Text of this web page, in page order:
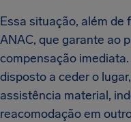
Essa situação, além
ANAC, que garante ao
compensação
disposto a ceder o
assistência material,
reacomodação em